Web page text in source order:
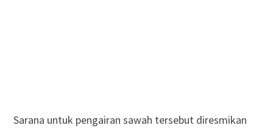
Sarana untuk pengairan sawah tersebut diresmikan